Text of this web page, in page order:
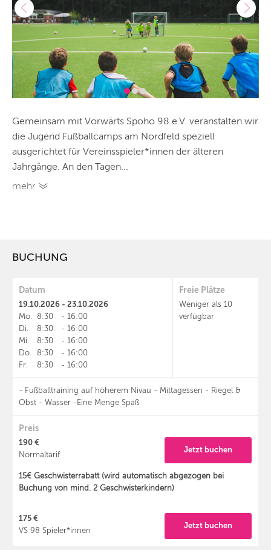
Gemeinsam mit Vorwärts Spoho 98 e.V. veranstalten wir
die Jugend Fußballcamps am Nordfeld speziell
ausgerichtet für Vereinsspieler*innen der älteren
Jahrgänge. An den Tagen...
mehr
BUCHUNG
Datum
19.10.2026 - 23.10.2026
Mo. 8:30 - 16:00
Di.
8:30 - 16:00
Mi.
8:30 - 16:00
Do.
8:30 - 16:00
Fr.
8:30 - 16:00
- Fußballtraining auf höherem Nivau - Mittagessen - Riegel &
Obst - Wasser -Eine Menge Spaß
Freie Plätze
Weniger als 10
verfügbar
Preis
190 €
Normaltarif
Jetzt buchen
15€ Geschwisterrabatt (wird automatisch abgezogen bei
Buchung von mind. 2 Geschwisterkindern)
175 €
VS 98 Spieler*innen
Jetzt buchen